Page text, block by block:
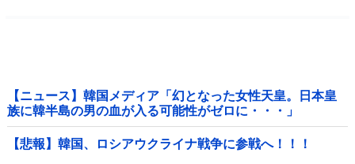
【ニュース】韓国メディア「幻となった女性天皇。日本皇
族に韓半島の男の血が入る可能性がゼロに・・・」
【悲報】韓国、ロシアウクライナ戦争に参戦へ！！！